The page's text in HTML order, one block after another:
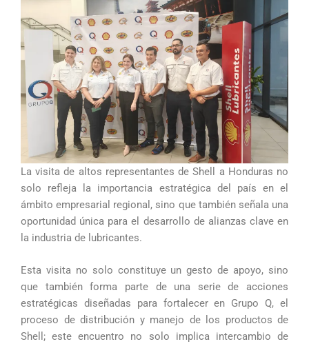
La visita de altos representantes de Shell a Honduras no
solo refleja la importancia estratégica del país en el
ámbito empresarial regional, sino que también señala una
oportunidad única para el desarrollo de alianzas clave en
la industria de lubricantes.
Esta visita no solo constituye un gesto de apoyo, sino
que también forma parte de una serie de acciones
estratégicas diseñadas para fortalecer en Grupo Q, el
proceso de distribución y manejo de los productos de
Shell; este encuentro no solo implica intercambio de